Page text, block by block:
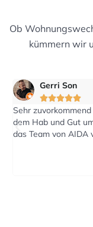
Ob
kümmern wir
die Mitarbeiter
Noch dazu kann man
Danke!